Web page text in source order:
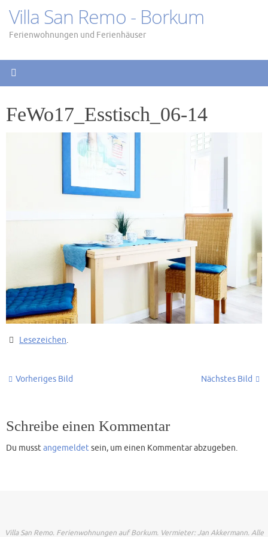
Inhalt
springen
Villa San Remo - Borkum
Ferienwohnungen und Ferienhäuser
FeWo17_Esstisch_06-14
Lesezeichen.
Vorheriges Bild Nächstes Bild
Schreibe einen Kommentar
Du musstangemeldetsein, um einen Kommentar abzugeben.
Villa San Remo. Ferienwohnungen auf Borkum. Vermieter: Jan Akkermann. Alle